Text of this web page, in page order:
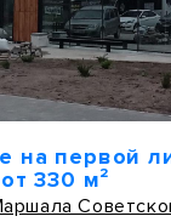
на первой
330 м²